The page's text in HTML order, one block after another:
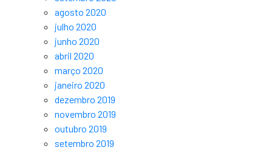
agosto 2020
julho 2020
junho 2020
abril 2020
março 2020
janeiro 2020
dezembro 2019
novembro 2019
outubro 2019
setembro 2019